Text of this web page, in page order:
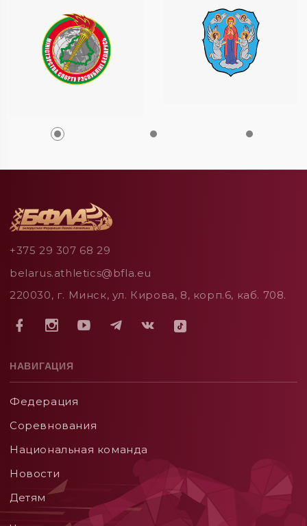
+375 29 307 68 29
belarus.athletics@bfla.eu
220030, г. Минск, ул. Кирова, 8, корп.6, каб. 708.
НАВИГАЦИЯ
Федерация
Соревнования
Национальная команда
Новости
Детям